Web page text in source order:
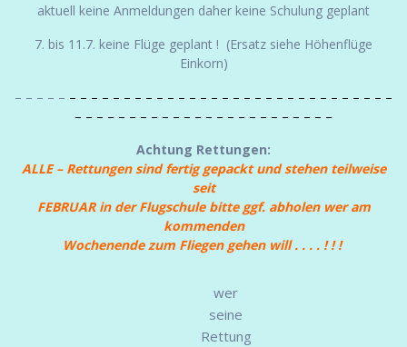
aktuell keine Anmeldungen daher keine Schulung geplant
7. bis 11.7. keine Flüge geplant ! (Ersatz siehe Höhenflüge
Einkorn)
– – – – – – – – – – – – – – – – – – – – – – – – – – – – – – – – – – –
– – – – – – – – – – – – – – – – – – – – – – – –
Achtung Rettungen:
ALLE – Rettungen sind fertig gepackt und stehen teilweise
seit
FEBRUAR in der Flugschule bitte ggf. abholen wer am
kommenden
Wochenendezum Fliegen gehen will . . . . ! ! !
wer
seine
Rettung